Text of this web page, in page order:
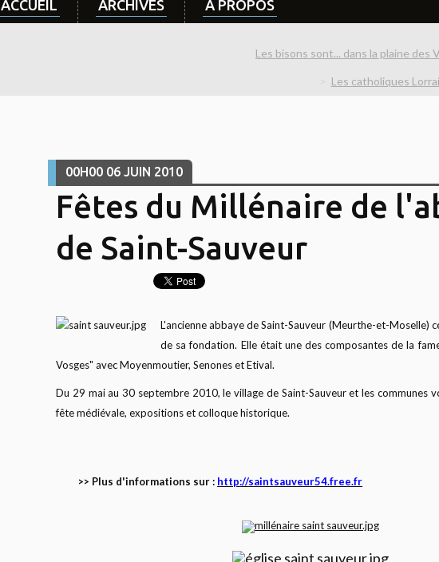
ACCUEIL ARCHIVES À PROPOS
Les bisons sont... dans la plaine des
Les catholiques
00H00 06 JUIN 2010
Fêtes du Millénaire de
de Saint-Sauveur
L'ancienne abbaye de Saint-Sauveur (Meurthe-et-Moselle)
de sa fondation. Elle était une des composantes de la
Vosges" avec Moyenmoutier, Senones et Etival.
Du 29 mai au 30 septembre 2010, le village de Saint-Sauveur et les communes
fête médiévale, expositions et colloque historique.
>> Plus d'informations sur : http://saintsauveur54.free.fr